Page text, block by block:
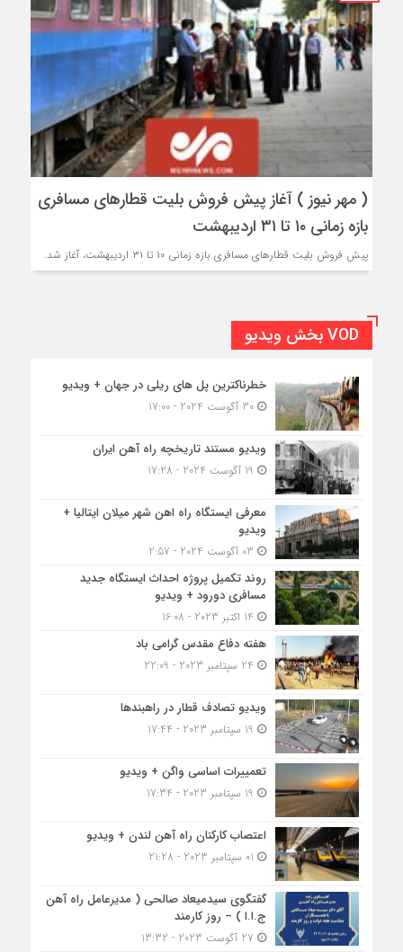
( مهر نیوز ) آغاز پیش فروش بلیت قطارهای مسافری
بازه زمانی ۱۰ تا ۳۱ اردیبهشت
پیش فروش بلیت قطارهای مسافری بازه زمانی ۱۰ تا ۳۱ اردیبهشت، آغاز شد.
VOD بخش ویدیو
خطرناکترین پل های ریلی در جهان + ویدیو
30 آگوست 2024 - 17:00
ویدیو مستند تاریخچه راه آهن ایران
معرفی ایستگاه راه اهن شهر میلان ایتالیا +
ویدیو
روند تکمیل پروژه احداث ایستگاه جدید
مسافری دورود + ویدیو
هفته دفاع مقدس گرامی باد
ویدیو تصادف قطار در راهبندها
تعمییرات اساسی واگن + ویدیو
اعتصاب کارکنان راه آهن لندن + ویدیو
گفتگوی سیدمیعاد صالحی ( مدیرعامل راه آهن
ج.ا.ا ) – روز کارمند